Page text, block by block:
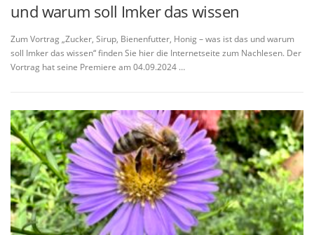
und warum soll Imker das wissen
Zum Vortrag „Zucker, Sirup, Bienenfutter, Honig – was ist das und warum
soll Imker das wissen“ finden Sie hier die Internetseite zum Nachlesen. Der
Vortrag hat seine Premiere am 04.09.2024 …